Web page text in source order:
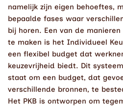
namelijk zijn eigen behoeftes,
bepaalde fases waar
bij horen. Een van de
te maken is het Individueel
een flexibel budget dat
keuzevrijheid biedt. Dit
staat om een budget, dat
verschillende bronnen, te
Het PKB is ontworpen om